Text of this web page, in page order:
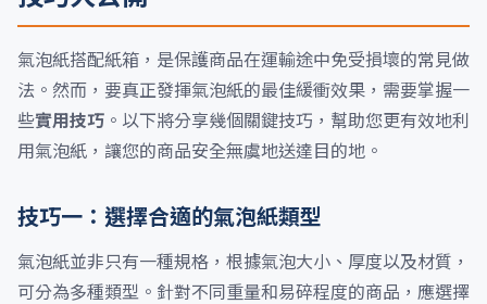
氣泡紙搭配紙箱，是保護商品在運輸途中免受損壞的常見做
法。然而，要真正發揮氣泡紙的最佳緩衝效果，需要掌握一
些實用技巧 。以下將分享幾個關鍵技巧，幫助您更有效地利
用氣泡紙，讓您的商品安全無虞地送達目的地。
技巧一：選擇合適的氣泡紙類型
氣泡紙並非只有一種規格，根據氣泡大小、厚度以及材質，
可分為多種類型。針對不同重量和易碎程度的商品，應選擇